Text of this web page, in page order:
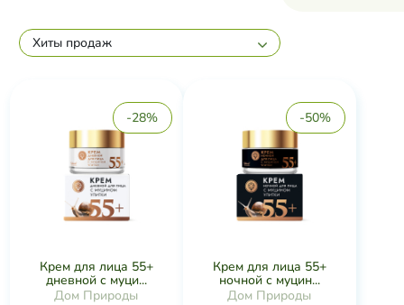
Хиты продаж
-28%
Крем для лица 55+
дневной с муци...
Дом Природы
-50%
Крем для лица 55+
ночной с муцин...
Дом Природы